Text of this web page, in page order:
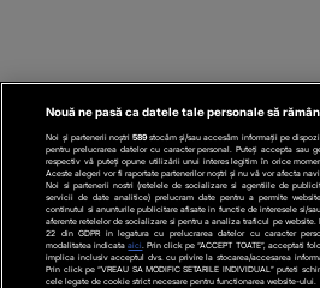
Nouă ne pasă ca datele tale personale să
Noi și partenerii noștri 589stocăm și/sau accesăm informații pe
pentru prelucrarea datelor cu caracter personal. Puteți accepta sau
respectiv vă puteți opune utilizării unui interes legitim în orice
Aceste alegeri vor fi raportate partenerilor noștri și nu vă vor afecta
Noi si partenerii nostri (retelele de socializare si agentiile de
servicii de date analitice) prelucram date pentru a permite
continutul si anunturile publicitare afisate in functie de interesele si/
aferente retelelor de socializare si pentru a analiza traficul pe
22 din GDPR in legatura cu prelucrarea datelor cu caracter
modalitatea indicataaici . Prin click pe “ACCEPT TOATE”, acceptati
implica inclusiv acceptul dvs. cu privire la stocarea/accesarea
Prin click pe “VREAU SA MODIFIC SETARILE INDIVIDUAL” puteti
cele legate de cookie strict necesare pentru functionarea website-ului.